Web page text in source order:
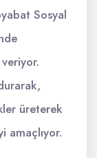
Sosyal
üreterek
amaçlıyor.